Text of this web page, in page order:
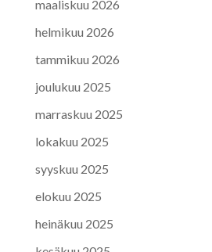
maaliskuu 2026
helmikuu 2026
tammikuu 2026
joulukuu 2025
marraskuu 2025
lokakuu 2025
syyskuu 2025
elokuu 2025
heinäkuu 2025